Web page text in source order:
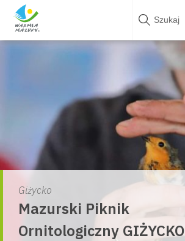
Skip
Giżycko
Mazurski Piknik
Ornitologiczny GIŻYCKO